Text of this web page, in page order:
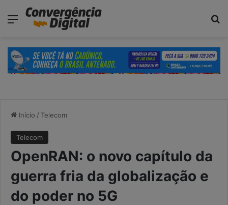
Menu
Início / Telecom
Telecom
OpenRAN: o novo capítulo da
guerra fria da globalização e
do poder no 5G